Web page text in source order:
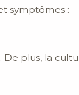
symptômes :
De plus, la